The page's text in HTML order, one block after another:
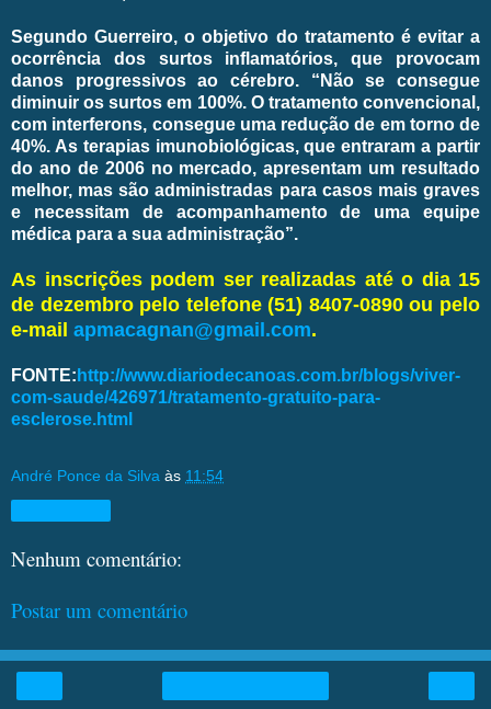
Segundo Guerreiro, o objetivo do tratamento é evitar a
ocorrência dos surtos inflamatórios, que provocam
danos progressivos ao cérebro. “Não se consegue
diminuir os surtos em 100%. O tratamento convencional,
com interferons, consegue uma redução de em torno de
40%. As terapias imunobiológicas, que entraram a partir
do ano de 2006 no mercado, apresentam um resultado
melhor, mas são administradas para casos mais graves
e necessitam de acompanhamento de uma equipe
médica para a sua administração”.
As inscrições podem ser realizadas até o dia 15
de dezembro pelo telefone (51) 8407-0890 ou pelo
e-mail apmacagnan@gmail.com.
FONTE: http://www.diariodecanoas.com.br/blogs/viver-
com-saude/426971/tratamento-gratuito-para-
esclerose.html
André Ponce da Silva às 11:54
Nenhum comentário:
Postar um comentário